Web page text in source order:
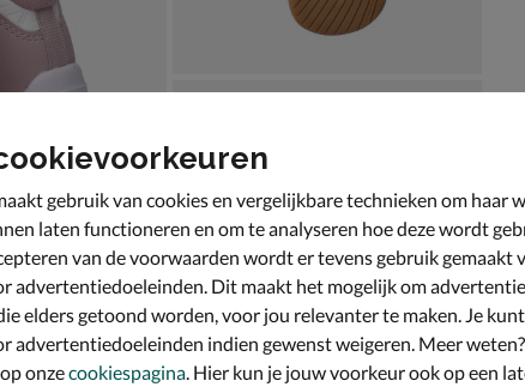
gebruik van cookies en vergelijkbare technieken om haar
laten functioneren en om te analyseren hoe deze wordt
van de voorwaarden wordt er tevens gebruik gemaakt
advertentiedoeleinden. Dit maakt het mogelijk om
elders getoond worden, voor jou relevanter te maken. Je
advertentiedoeleinden indien gewenst weigeren. Meer
onzecookiespagina . Hier kun je jouw voorkeur ook op een